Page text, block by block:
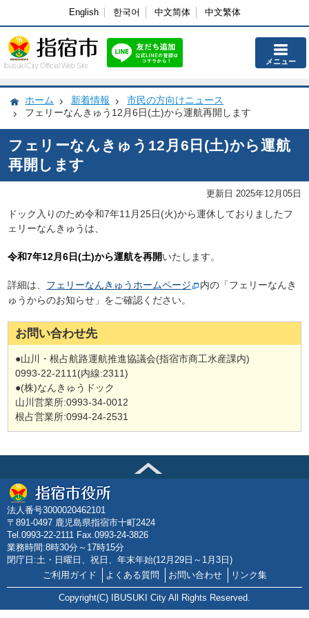
English 한국어 中文简体 中文繁体
Ibusuki City Official Web Site メニュー
ホーム 新着情報
市民の方向けニュース
フェリーなんきゅう12月6日(土)から運航再開します
フェリーなんきゅう12月6日(土)から運航
再開します
更新日 2025年12月05日
ドック入りのため令和7年11月25日(火)から運休しておりましたフ
ェリーなんきゅうは、
令和7年12月6日(土)から運航を再開いたします。
詳細は、 フェリーなんきゅうホームページ
内の「フェリーなんき
ゅうからのお知らせ」をご確認ください。
お問い合わせ先
●山川・根占航路運航推進協議会(指宿市商工水産課内)
0993‐22‐2111(内線:2311)
●(株)なんきゅうドック
山川営業所:0993‐34‐0012
根占営業所:0994‐24‐2531
法人番号3000020462101
〒891-0497 鹿児島県指宿市十町2424
Tel.0993-22-2111 Fax.0993-24-3826
業務時間:8時30分～17時15分
閉庁日:土・日曜日、祝日、年末年始(12月29日～1月3日)
ご利用ガイド
よくある質問 お問い合わせ リンク集
Copyright(C) IBUSUKI City All Rights Reserved.